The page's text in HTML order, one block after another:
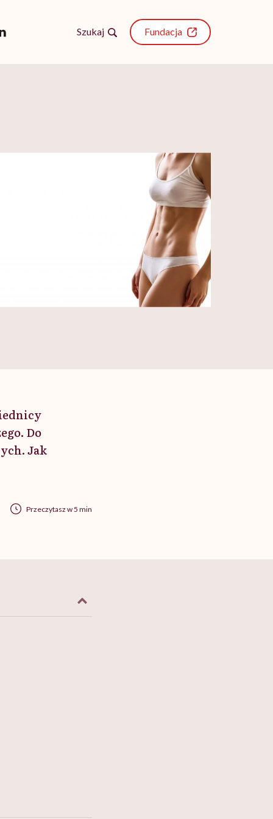
Szukaj Fundacja
Do
Jak
Przeczytasz w 5 min